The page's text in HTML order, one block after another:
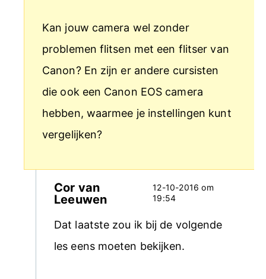
Kan jouw camera wel zonder
problemen flitsen met een flitser van
Canon? En zijn er andere cursisten
die ook een Canon EOS camera
hebben, waarmee je instellingen kunt
vergelijken?
Cor van
Leeuwen
12-10-2016 om
19:54
Dat laatste zou ik bij de volgende
les eens moeten bekijken.